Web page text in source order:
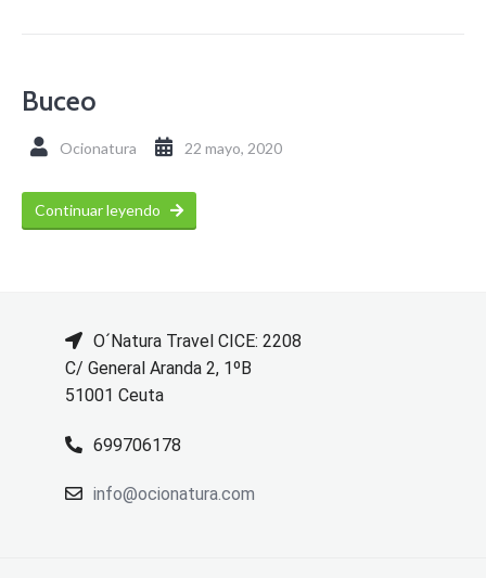
Buceo
Ocionatura 22 mayo, 2020
Continuar leyendo
O´Natura Travel CICE: 2208
C/ General Aranda 2, 1ºB
51001 Ceuta
699706178
info@ocionatura.com